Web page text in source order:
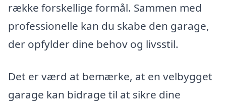
række forskellige formål. Sammen med
professionelle kan du skabe den garage,
der opfylder dine behov og livsstil.
Det er værd at bemærke, at en velbygget
garage kan bidrage til at sikre dine